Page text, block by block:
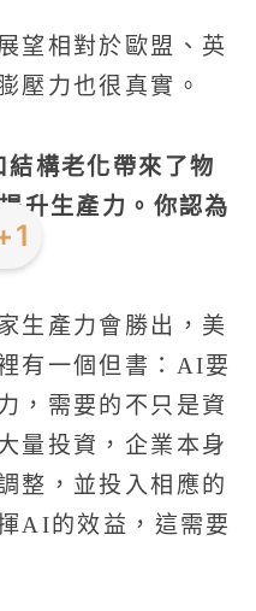
望相對於歐盟、英
壓力也很真實。
構老化帶來了物
升生產力。你認為
生產力會勝出，美
有一個但書：AI要
，需要的不只是資
量投資，企業本身
整，並投入相應的
AI的效益，這需要